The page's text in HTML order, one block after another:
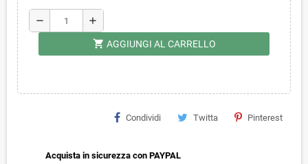
remove add
shopping_cart AGGIUNGI AL CARRELLO
Condividi Twitta Pinterest
Acquista in sicurezza con PAYPAL